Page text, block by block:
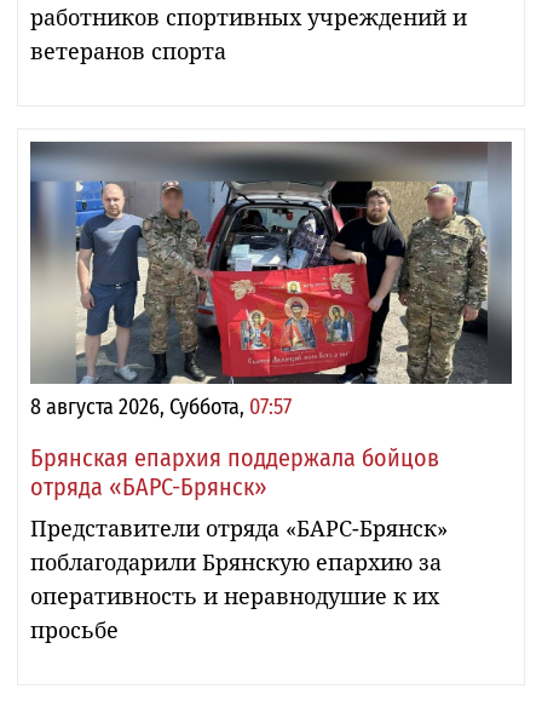
работников спортивных учреждений и
ветеранов спорта
8 августа 2026, Суббота, 07:57
Брянская епархия поддержала бойцов
отряда «БАРС-Брянск»
Представители отряда «БАРС-Брянск»
поблагодарили Брянскую епархию за
оперативность и неравнодушие к их
просьбе